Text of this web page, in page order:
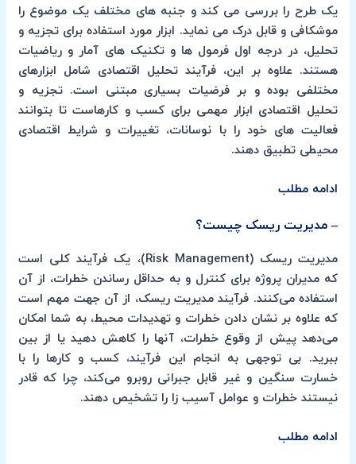
یک طرح را بررسی می کند و جنبه های مختلف یک موضوع را
موشکافی و قابل درک می نماید. ابزار مورد استفاده برای تجزیه و
تحلیل، در درجه اول فرمول ها و تکنیک های آمار و ریاضیات
هستند. علاوه بر این، فرآیند تحلیل اقتصادی شامل ابزارهای
مختلفی بوده و بر فرضیات بسیاری مبتنی است. تجزیه و
تحلیل اقتصادی ابزار مهمی برای کسب و کارهاست تا بتوانند
فعالیت های خود را با نوسانات، تغییرات و شرایط اقتصادی
محیطی تطبیق دهند.
ادامه مطلب
– مدیریت ریسک چیست؟
مدیریت ریسک (Risk Management)، یک فرآیند کلی است
که مدیران پروژه برای کنترل و به حداقل رساندن خطرات، از آن
استفاده می‌کنند. فرآیند مدیریت ریسک، از آن جهت مهم است
که علاوه بر نشان دادن خطرات و تهدیدات محیط، به شما امکان
می‌دهد پیش از وقوع خطرات، آنها را کاهش دهید یا از بین
ببرید. بی توجهی به انجام این فرآیند، کسب و کارها را با
خسارت سنگین و غیر قابل جبرانی روبرو می‌کند، چرا که قادر
نیستند خطرات و عوامل آسیب زا را تشخیص دهند.
ادامه مطلب